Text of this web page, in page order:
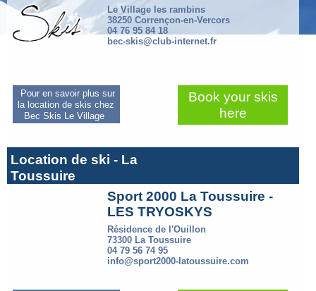
Le Village les rambins
38250 Corrençon-en-Vercors
04 76 95 84 18
bec-skis@club-internet.fr
Pour en savoir plus sur
la location de skis chez
Bec Skis Le Village
Book your skis
here
Location de ski - La
Toussuire
Sport 2000 La Toussuire -
LES TRYOSKYS
Résidence de l'Ouillon
73300 La Toussuire
04 79 56 74 95
info@sport2000-latoussuire.com